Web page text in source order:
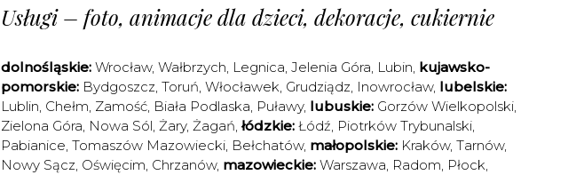
Usługi – foto, animacje dla dzieci, dekoracje, cukiernie
dolnośląskie: Wrocław, Wałbrzych, Legnica, Jelenia Góra, Lubin, kujawsko-
pomorskie: Bydgoszcz, Toruń, Włocławek, Grudziądz, Inowrocław, lubelskie:
Lublin, Chełm, Zamość, Biała Podlaska, Puławy, lubuskie: Gorzów Wielkopolski,
Zielona Góra, Nowa Sól, Żary, Żagań, łódzkie: Łódź, Piotrków Trybunalski,
Pabianice, Tomaszów Mazowiecki, Bełchatów, małopolskie: Kraków, Tarnów,
Nowy Sącz, Oświęcim, Chrzanów, mazowieckie: Warszawa, Radom, Płock,